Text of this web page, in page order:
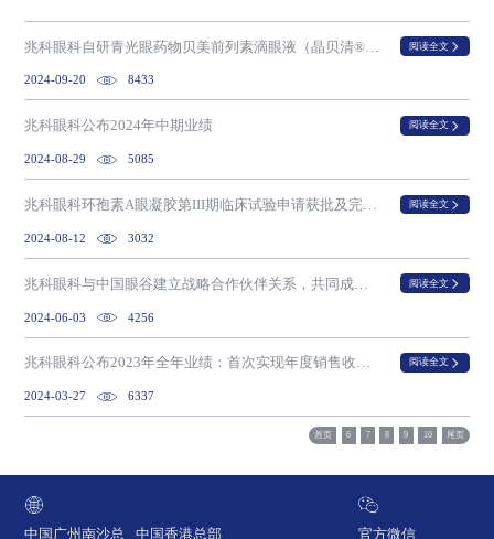
阅读全文
2024-09-20 8433
兆科眼科公布2024年中期业绩 阅读全文
2024-08-29 5085
兆科眼科环孢素A眼凝胶第III期临床试验申请获批及完成NVK002第III期China CHAMP试验最后一名患者的最后一次访视 阅读全文
2024-08-12 3032
阅读全文
2024-06-03 4256
兆科眼科公布2023年全年业绩：首次实现年度销售收入，重点临床项目取得扎实进展 阅读全文
2024-03-27 6337
首页 6 7 8 9 10 尾页
中国广州南沙总 中国香港总部 官方微信